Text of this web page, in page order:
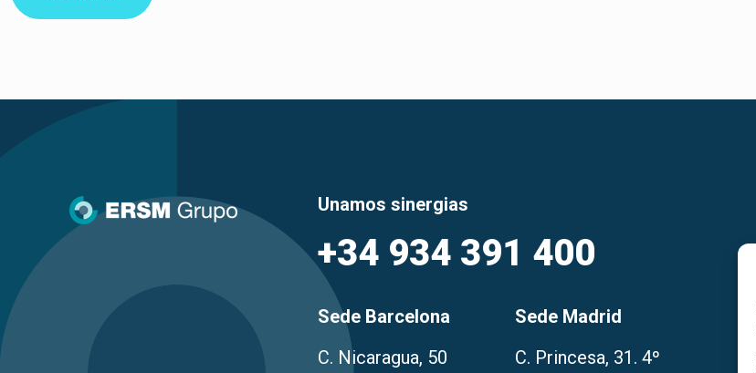
Unamos sinergias
+34 934 391 400
Sede Barcelona
C. Nicaragua, 50
Sede Madrid
C. Princesa, 31. 4º